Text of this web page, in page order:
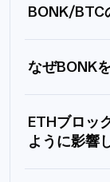
BONK/BTC
なぜBONK
ETHブロッ
ように影響